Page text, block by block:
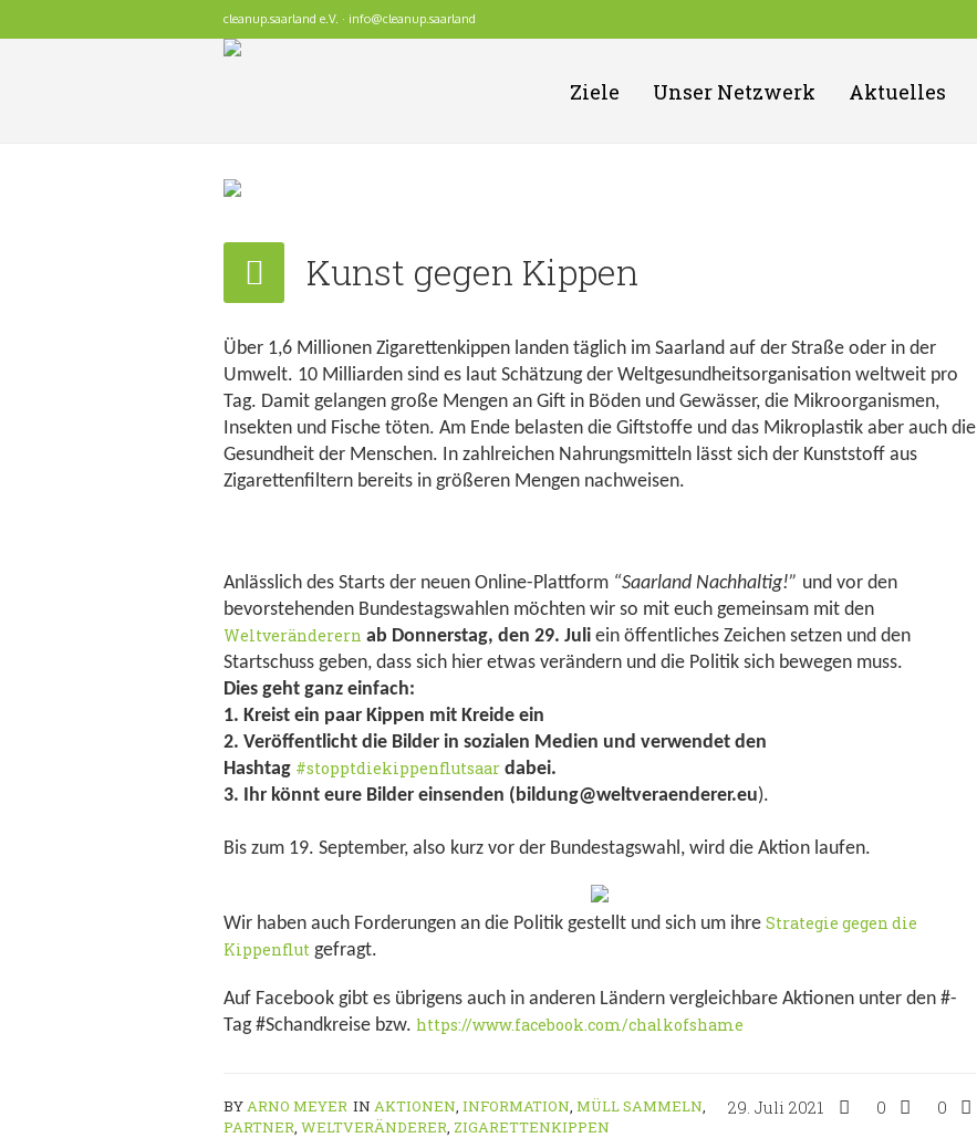
cleanup.saarland e.V. · info@cleanup.saarland
Ziele Unser Netzwerk Aktuelles
Kunst gegen Kippen
Über 1,6 Millionen Zigarettenkippen landen täglich im Saarland auf der Straße oder in der
Umwelt. 10 Milliarden sind es laut Schätzung der Weltgesundheitsorganisation weltweit pro
Tag. Damit gelangen große Mengen an Gift in Böden und Gewässer, die Mikroorganismen,
Insekten und Fische töten. Am Ende belasten die Giftstoffe und das Mikroplastik aber auch die
Gesundheit der Menschen. In zahlreichen Nahrungsmitteln lässt sich der Kunststoff aus
Zigarettenfiltern bereits in größeren Mengen nachweisen.
Anlässlich des Starts der neuen Online-Plattform “Saarland Nachhaltig!” und vor den
bevorstehenden Bundestagswahlen möchten wir so mit euch gemeinsam mit den
Weltveränderern ab Donnerstag, den 29. Juli ein öffentliches Zeichen setzen und den
Startschuss geben, dass sich hier etwas verändern und die Politik sich bewegen muss.
Dies geht ganz einfach:
1. Kreist ein paar Kippen mit Kreide ein
2. Veröffentlicht die Bilder in sozialen Medien und verwendet den
Hashtag #stopptdiekippenflutsaar dabei.
3. Ihr könnt eure Bilder einsenden (bildung@weltveraenderer.eu).
Bis zum 19. September, also kurz vor der Bundestagswahl, wird die Aktion laufen.
Wir haben auch Forderungen an die Politik gestellt und sich um ihre Strategie gegen die
Kippenflut gefragt.
Auf Facebook gibt es übrigens auch in anderen Ländern vergleichbare Aktionen unter den #-
Tag #Schandkreise bzw. https://www.facebook.com/chalkofshame
29. Juli 2021 0 0
BYARNO MEYER IN AKTIONEN, INFORMATION, MÜLL SAMMELN,
PARTNER, WELTVERÄNDERER, ZIGARETTENKIPPEN